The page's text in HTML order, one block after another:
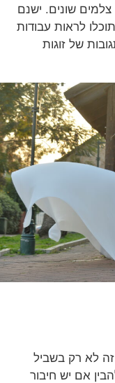
שונים. ישנם
לראות עבודות
של זוגות
רק בשביל
יש חיבור